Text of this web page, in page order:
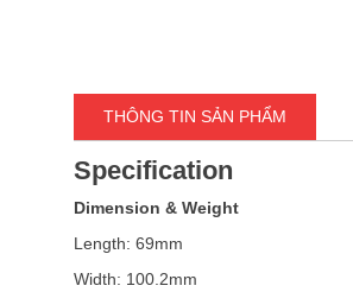
THÔNG TIN SẢN PHẨM
Specification
Dimension & Weight
Length: 69mm
Width: 100.2mm